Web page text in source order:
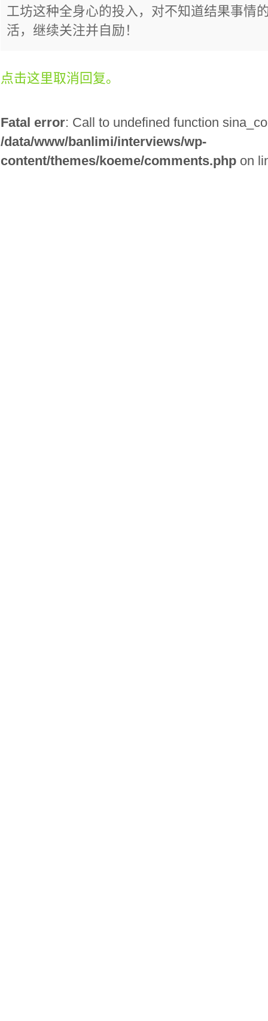
工坊这种全身心的投入，对不知道结果事情
活，继续关注并自励！
点击这里取消回复。
Fatal error: Call to undefined function
/data/www/banlimi/interviews/wp-
content/themes/koeme/comments.php on